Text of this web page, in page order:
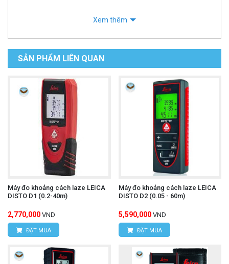
Xem thêm
SẢN PHẨM LIÊN QUAN
Máy đo khoảng cách laze LEICA
DISTO D1 (0.2-40m)
2,770,000 VND
ĐẶT MUA
Máy đo khoảng cách laze LEICA
DISTO D2 (0.05 - 60m)
5,590,000 VND
ĐẶT MUA